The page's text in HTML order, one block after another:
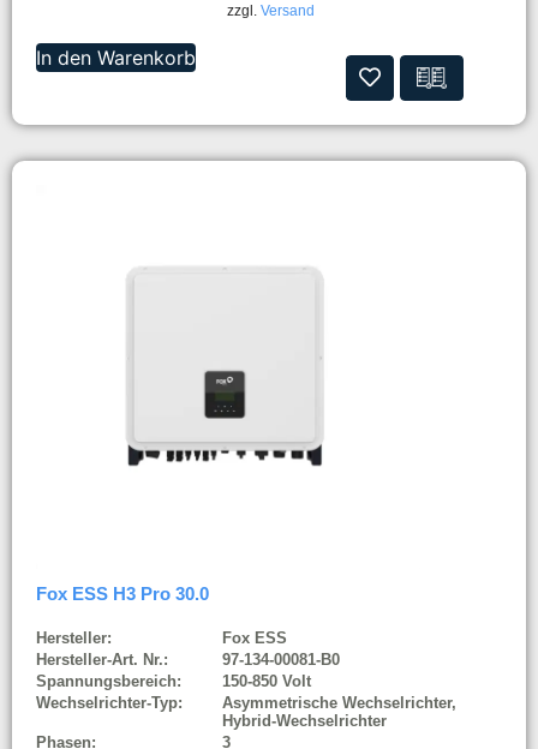
zzgl. Versand
In den Warenkorb
Fox ESS H3 Pro 30.0
Hersteller:
Fox ESS
Hersteller-Art. Nr.:
97-134-00081-B0
Spannungsbereich:
150-850 Volt
Wechselrichter-Typ:
Asymmetrische Wechselrichter,
Hybrid-Wechselrichter
Phasen:
3